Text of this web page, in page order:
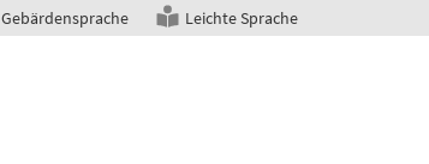
Gebärdensprache Leichte Sprache